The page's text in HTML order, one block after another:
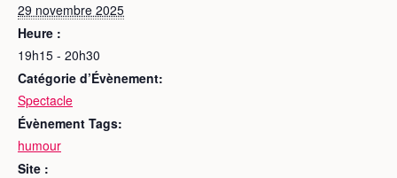
29 novembre 2025
Heure :
19h15 - 20h30
Catégorie d’Évènement:
Spectacle
Évènement Tags:
humour
Site :